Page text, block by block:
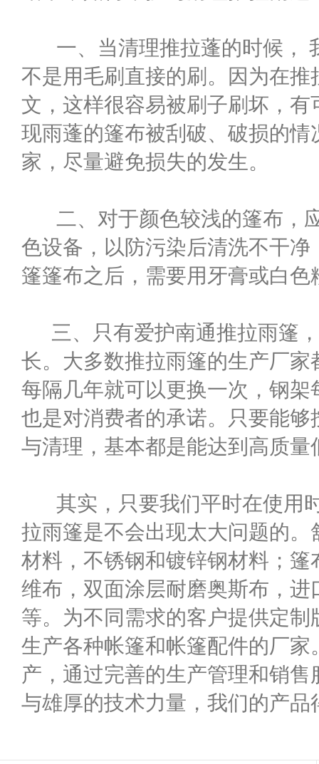
一、当清理推拉蓬的时候，
不是用毛刷直接的刷。因为在
文，这样很容易被刷子刷坏，
现雨蓬的篷布被刮破、破损的
家，尽量避免损失的发生。
二、对于颜色较浅的篷布，
色设备，以防污染后清洗不干
篷篷布之后，需要用牙膏或白
三、只有爱护南通推拉雨篷
长。大多数推拉雨篷的生产厂
每隔几年就可以更换一次，钢
也是对消费者的承诺。只要能
与清理，基本都是能达到高质量
其实，只要我们平时在使用
拉雨篷是不会出现太大问题的
材料，不锈钢和镀锌钢材料；
维布，双面涂层耐磨奥斯布，
等。为不同需求的客户提供定
生产各种帐篷和帐篷配件的厂
产，通过完善的生产管理和销
与雄厚的技术力量，我们的产